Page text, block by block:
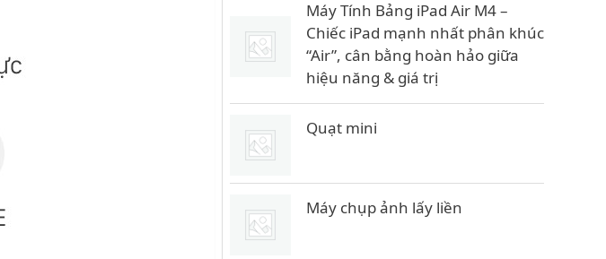
8
₫
.
Máy Tính Bảng iPad Air M4 –
Chiếc iPad mạnh nhất phân khúc
“Air”, cân bằng hoàn hảo giữa
hiệu năng & giá trị
Quạt mini
Máy chụp ảnh lấy liền